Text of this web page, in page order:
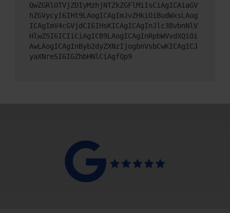
QwZGRlOTVjZDIyMzhjNTZkZGFlMiIsCiAgICAiaGV
hZGVycyI6IHt9LAogICAgImJvZHkiOiBudWxsLAog
ICAgImV4cGVjdCI6IHsKICAgICAgInJlc3BvbnNlV
HlwZSI6ICIiCiAgICB9LAogICAgInRpbWVvdXQiOi
AwLAogICAgInByb2dyZXNzIjogbnVsbCwKICAgICJ
yaXNreSI6IGZhbHNlCiAgfQp9